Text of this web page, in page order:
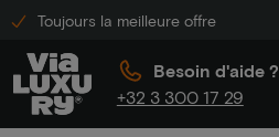
Toujours la meilleure offre
Besoin d'aide ?
+32 3 300 17 29